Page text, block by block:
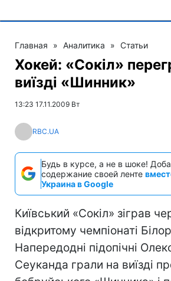
Главная » Аналитика » Статьи
Хокей: «Сокіл»
виїзді «Шинник»
13:23 17.11.2009 Вт
RBC.UA
Будь в курсе, а не в шоке!
содержание своей ленте
Украина в Google
Київський «Сокіл» зіграв
відкритому чемпіонаті
Напередодні підопічні
Сеуканда грали на виїзді